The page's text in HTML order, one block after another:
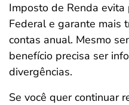
Imposto de Renda
Federal e garante mais
contas anual. Mesmo
benefício precisa ser
divergências.
Se você quer continuar